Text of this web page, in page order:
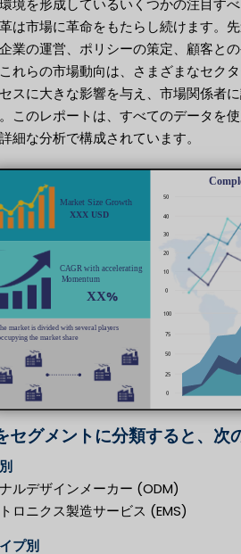
境を形成しているいくつかの注目す
は市場に革命をもたらし続けます。
業の運営、ポリシーの策定、顧客と
れらの市場動向は、さまざまなセク
スに大きな影響を与え、市場関係者
このレポートは、すべてのデータを
細な分析で構成されています。
セグメントに分類すると、次
ルデザインメーカー (ODM)
ロニクス製造サービス (EMS)
プ別